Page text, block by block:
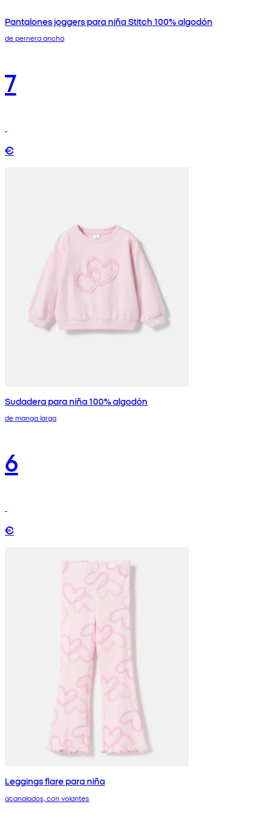
Pantalones joggers para niña Stitch 100% algodón
de pernera ancha
7
€
Sudadera para niña 100% algodón
de manga larga
6
€
Leggings flare para niña
acanalados, con volantes